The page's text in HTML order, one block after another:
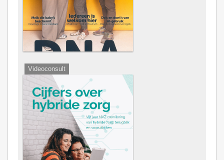
Videoconsult